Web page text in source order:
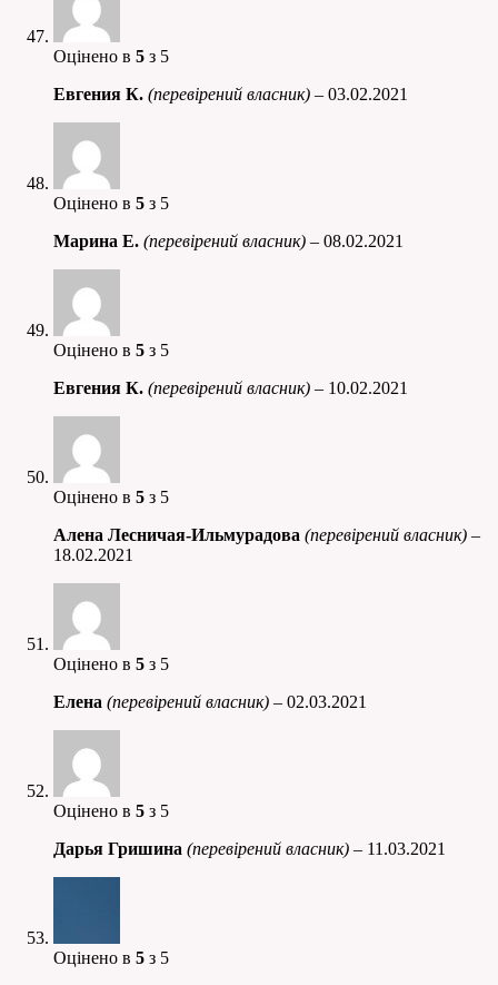
Оцінено в 5 з 5
Евгения К. (перевірений власник) – 03.02.2021
Оцінено в 5 з 5
Марина Е. (перевірений власник) – 08.02.2021
Оцінено в 5 з 5
Евгения К. (перевірений власник) – 10.02.2021
Оцінено в 5 з 5
Алена Лесничая-Ильмурадова (перевірений власник) –
18.02.2021
Оцінено в 5 з 5
Елена (перевірений власник) – 02.03.2021
Оцінено в 5 з 5
Дарья Гришина (перевірений власник) – 11.03.2021
Оцінено в 5 з 5